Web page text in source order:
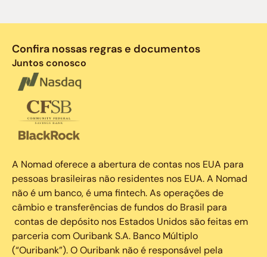
Confira nossas regras e documentos
Juntos conosco
A Nomad oferece a abertura de contas nos EUA para
pessoas brasileiras não residentes nos EUA. A Nomad
não é um banco, é uma fintech. As operações de
câmbio e transferências de fundos do Brasil para
contas de depósito nos Estados Unidos são feitas em
parceria com Ouribank S.A. Banco Múltiplo
(“Ouribank”). O Ouribank não é responsável pela